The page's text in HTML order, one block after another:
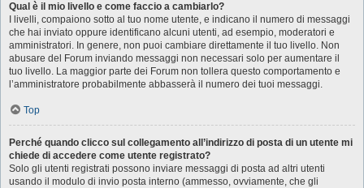
Qual è il mio livello e come faccio a cambiarlo?
I livelli, compaiono sotto al tuo nome utente, e indicano il numero di messaggi
che hai inviato oppure identificano alcuni utenti, ad esempio, moderatori e
amministratori. In genere, non puoi cambiare direttamente il tuo livello. Non
abusare del Forum inviando messaggi non necessari solo per aumentare il
tuo livello. La maggior parte dei Forum non tollera questo comportamento e
l’amministratore probabilmente abbasserà il numero dei tuoi messaggi.
Top
Perché quando clicco sul collegamento all’indirizzo di posta di un utente mi
chiede di accedere come utente registrato?
Solo gli utenti registrati possono inviare messaggi di posta ad altri utenti
usando il modulo di invio posta interno (ammesso, ovviamente, che gli